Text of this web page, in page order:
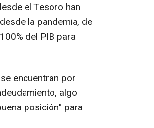
el Tesoro han
la pandemia, de
del PIB para
encuentran por
algo
posición" para